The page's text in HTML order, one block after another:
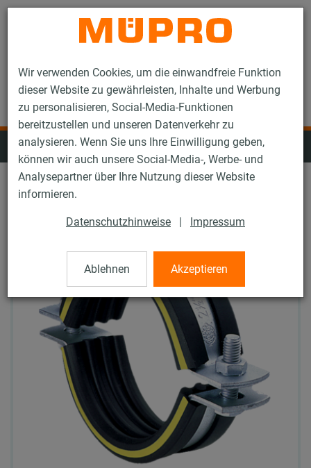
Wir verwenden Cookies, um die einwandfreie Funktion
dieser Website zu gewährleisten, Inhalte und Werbung
zu personalisieren, Social-Media-Funktionen
bereitzustellen und unseren Datenverkehr zu
analysieren. Wenn Sie uns Ihre Einwilligung geben,
können wir auch unsere Social-Media-, Werbe- und
Analysepartner über Ihre Nutzung dieser Website
informieren.
Datenschutzhinweise | Impressum
Ablehnen Akzeptieren
Kontakt
Schallgedämmte Edelstahlprodukte